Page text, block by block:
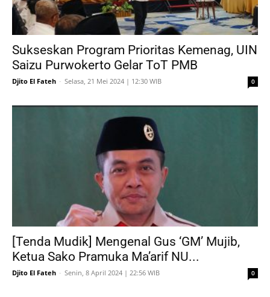
Sukseskan Program Prioritas Kemenag, UIN
Saizu Purwokerto Gelar ToT PMB
Djito El Fateh - Selasa, 21 Mei 2024 | 12:30 WIB 0
[Tenda Mudik] Mengenal Gus ‘GM’ Mujib,
Ketua Sako Pramuka Ma’arif NU...
Djito El Fateh - Senin, 8 April 2024 | 22:56 WIB 0